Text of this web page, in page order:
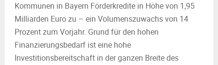
M
Kommunen in Bayern Förderkredite in Höhe von 1,95
Milliarden Euro zu – ein Volumenszuwachs von 14
Prozent zum Vorjahr. Grund für den hohen
Finanzierungsbedarf ist eine hohe
Investitionsbereitschaft in der ganzen Breite des